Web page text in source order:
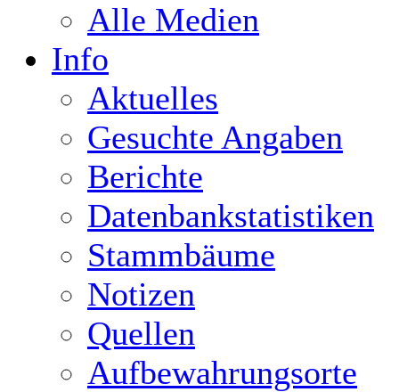
Alle Medien
Info
Aktuelles
Gesuchte Angaben
Berichte
Datenbankstatistiken
Stammbäume
Notizen
Quellen
Aufbewahrungsorte